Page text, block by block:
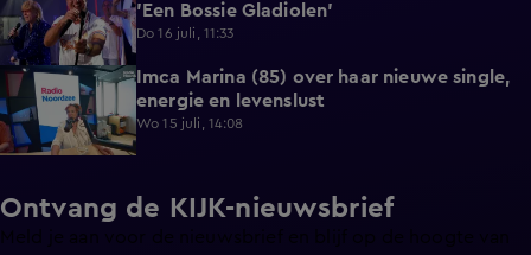
'Een Bossie Gladiolen'
Do 16 juli, 11:33
5:50
Imca Marina (85) over haar nieuwe single,
energie en levenslust
Wo 15 juli, 14:08
Ontvang de KIJK-nieuwsbrief